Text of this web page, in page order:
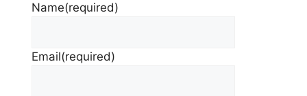
Name(required)
Email(required)